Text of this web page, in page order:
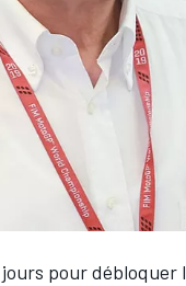
pour débloquer